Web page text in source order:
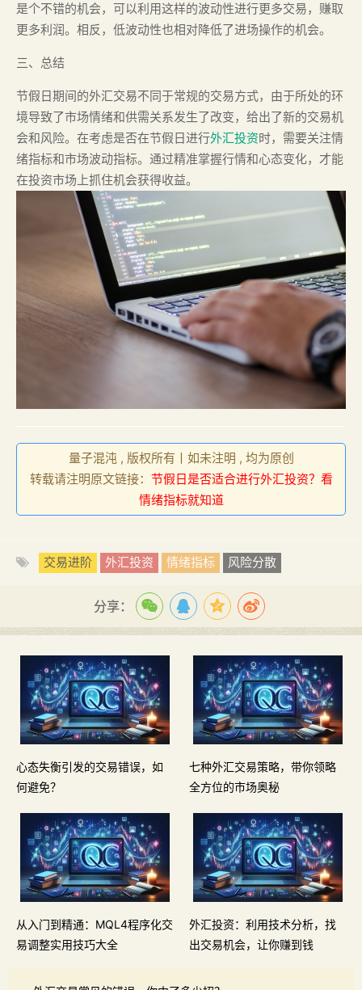
是个不错的机会，可以利用这样的波动性进行更多交易，赚取
更多利润。相反，低波动性也相对降低了进场操作的机会。
三、总结
节假日期间的外汇交易不同于常规的交易方式，由于所处的环
境导致了市场情绪和供需关系发生了改变，给出了新的交易机
会和风险。在考虑是否在节假日进行外汇投资时，需要关注情
绪指标和市场波动指标。通过精准掌握行情和心态变化，才能
在投资市场上抓住机会获得收益。
量子混沌 , 版权所有丨如未注明 , 均为原创
转载请注明原文链接： 节假日是否适合进行外汇投资？看
情绪指标就知道
交易进阶 外汇投资 情绪指标 风险分散
分享：
心态失衡引发的交易错误，如
何避免？
七种外汇交易策略，带你领略
全方位的市场奥秘
从入门到精通：MQL4程序化交
易调整实用技巧大全
外汇投资：利用技术分析，找
出交易机会，让你赚到钱